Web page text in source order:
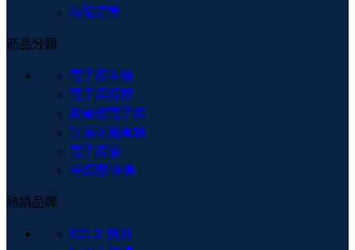
收藏清單
商品分類
電子煙主機
電子煙煙彈
拋棄式電子煙
註油主機套裝
電子煙油
空煙彈/空倉
熱銷品牌
RELX 悅刻